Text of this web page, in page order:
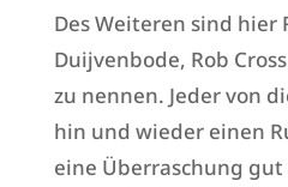
Des Weiteren sind hier
Duijvenbode, Rob
zu nennen. Jeder von
hin und wieder einen
eine Überraschung